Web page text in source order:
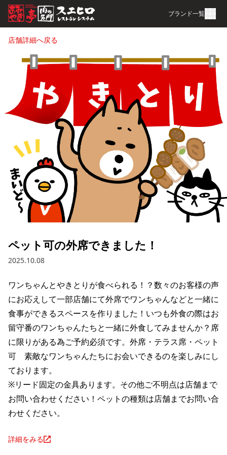
ブランド一覧
店舗詳細へ戻る
ペット可の外席できました！
2025.10.08
ワンちゃんとやきとりが食べられる！？数々のお客様の声
にお応えして一部店舗にて外席でワンちゃんなどと一緒に
食事ができるスペースを作りました！いつも外食の際はお
留守番のワンちゃんたちと一緒に外食してみませんか？席
に限りがある為ご予約必須です。外席・テラス席・ペット
可　素敵なワンちゃんたちにお会いできるのを楽しみにし
ております。
※リード固定の金具あります。その他ご不明点は店舗まで
お問い合わせください！ペットの種類は店舗までお問い合
わせください。
詳細をみる